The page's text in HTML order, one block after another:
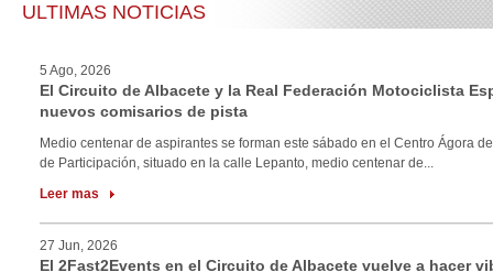
ULTIMAS NOTICIAS
5 Ago, 2026
El Circuito de Albacete y la Real Federación Motociclista
nuevos comisarios de pista
Medio centenar de aspirantes se forman este sábado en el Centro Ágora
de Participación, situado en la calle Lepanto, medio centenar de...
Leer mas
27 Jun, 2026
El 2Fast2Events en el Circuito de Albacete vuelve a hacer